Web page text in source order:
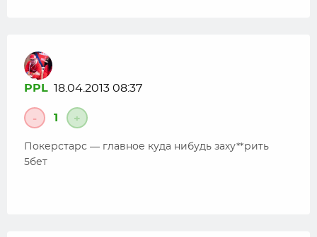
PPL 18.04.2013 08:37
- 1 +
Покерстарс — главное куда нибудь заху**рить
5бет